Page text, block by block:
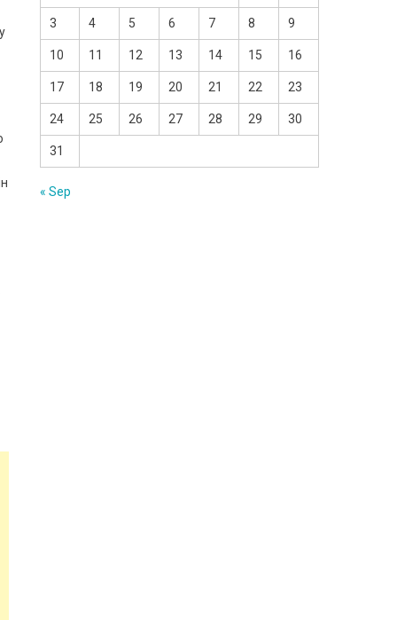
3 4 5 6 7 8 9
10 11 12 13 14 15 16
17 18 19 20 21 22 23
24 25 26 27 28 29 30
31
« Sep